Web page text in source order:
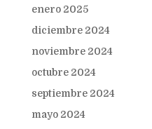
enero 2025
diciembre 2024
noviembre 2024
octubre 2024
septiembre 2024
mayo 2024